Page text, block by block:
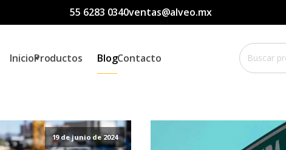
55 6283 0340ventas@alveo.mx
InicioProductos BlogContacto
Buscar
por:
19 de junio de 2024